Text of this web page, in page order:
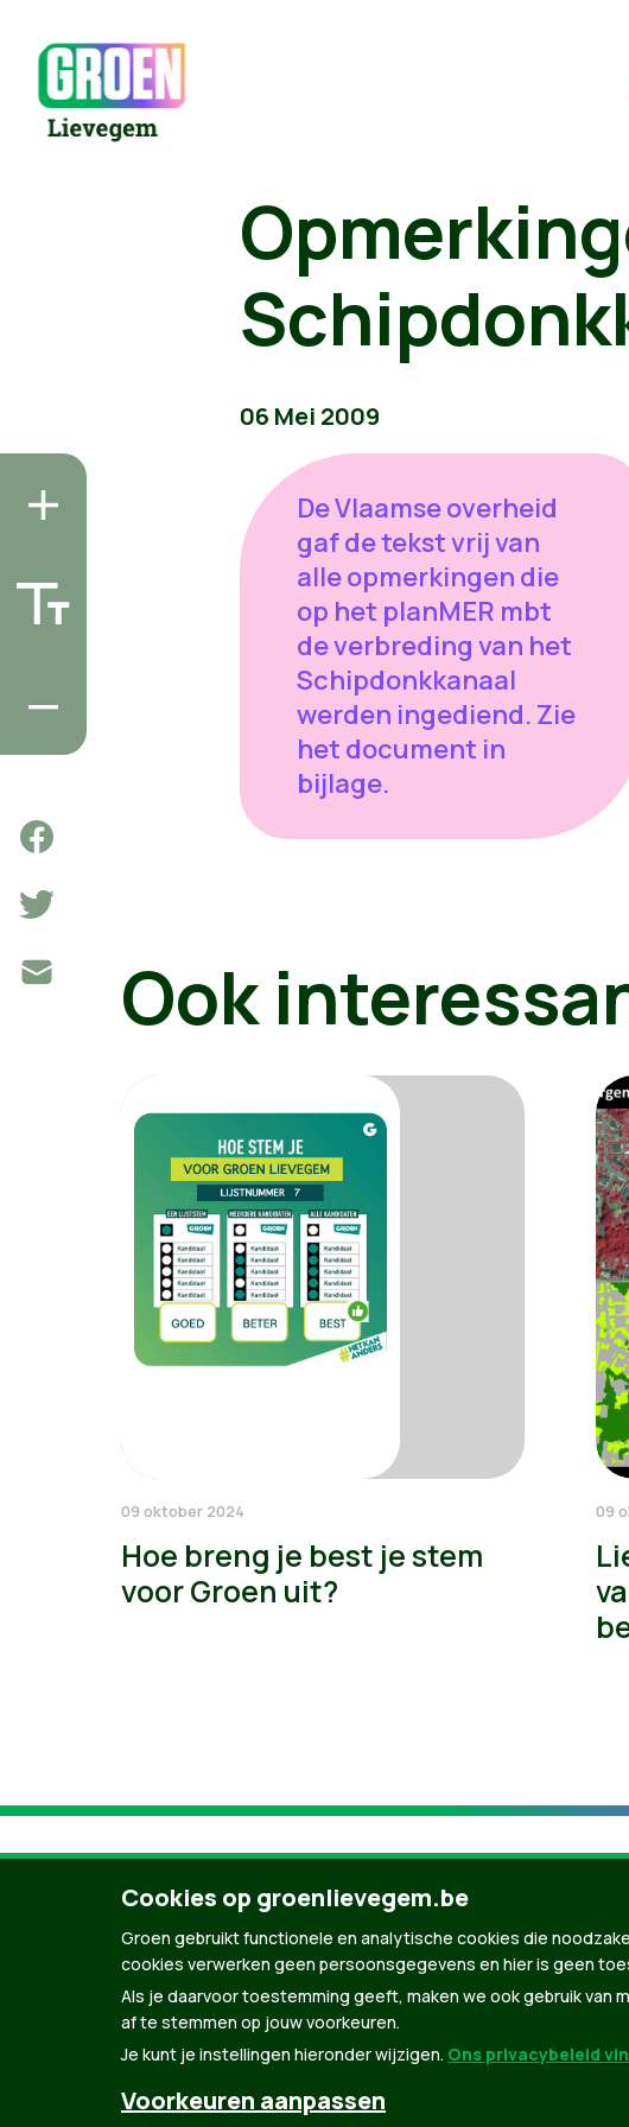
06 Mei 2009
De Vlaamse overheid
gaf de tekst vrij van
alle opmerkingen die
op het planMER mbt
de verbreding van het
Schipdonkkanaal
werden ingediend. Zie
het document in
bijlage.
Ook
09 oktober 2024
Hoe breng je best je stem
voor Groen uit?
09
© Copyright Groen 2026 | Gemaakt metNationBuilder|
Cookies op groenlievegem.be
Groen gebruikt functionele en analytische cookies die
cookies verwerken geen persoonsgegevens en hier is geen
Als je daarvoor toestemming geeft, maken we ook gebruik
af te stemmen op jouw voorkeuren.
Je kunt je instellingen hieronder wijzigen. Ons privacybeleid
Voorkeuren aanpassen